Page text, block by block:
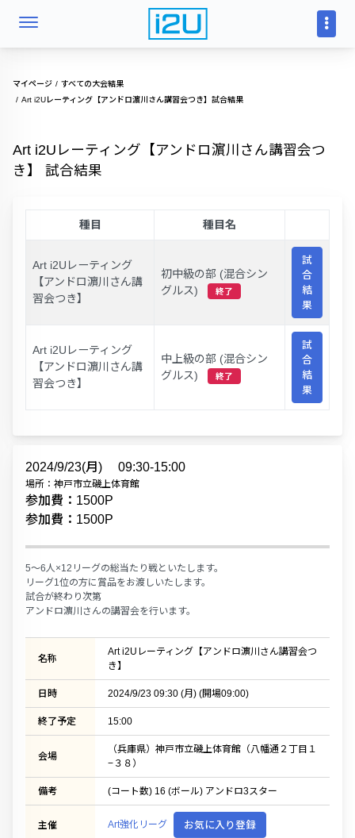
マイページ
すべての大会結果
Art i2Uレーティング【アンドロ濵川さん講習会つき】試合結果
Art i2Uレーティング【アンドロ濵川さん講習会つ
き】 試合結果
種目 種目名
Art i2Uレーティング
【アンドロ濵川さん講
習会つき】
初中級の部 (混合シン
グルス)
終了
試
合
結
果
Art i2Uレーティング
【アンドロ濵川さん講
習会つき】
中上級の部 (混合シン
グルス)
終了
試
合
結
果
2024/9/23(月) 09:30-15:00
場所：神戸市立磯上体育館
参加費：1500P
参加費：1500P
5〜6人×12リーグの総当たり戦といたします。
リーグ1位の方に賞品をお渡しいたします。
試合が終わり次第
アンドロ濵川さんの講習会を行います。
名称
Art i2Uレーティング【アンドロ濵川さん講習会つ
き】
日時 2024/9/23 09:30 (月) (開場09:00)
終了予定 15:00
会場
（兵庫県）神戸市立磯上体育館（八幡通２丁目１
−３８）
備考 (コート数) 16 (ボール) アンドロ3スター
主催 Art強化リーグ お気に入り登録